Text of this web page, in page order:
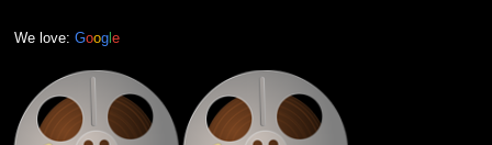
We love: Goog e